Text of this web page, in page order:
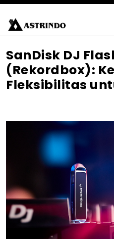
SanDisk DJ
(Rekordbox):
Fleksibilitas